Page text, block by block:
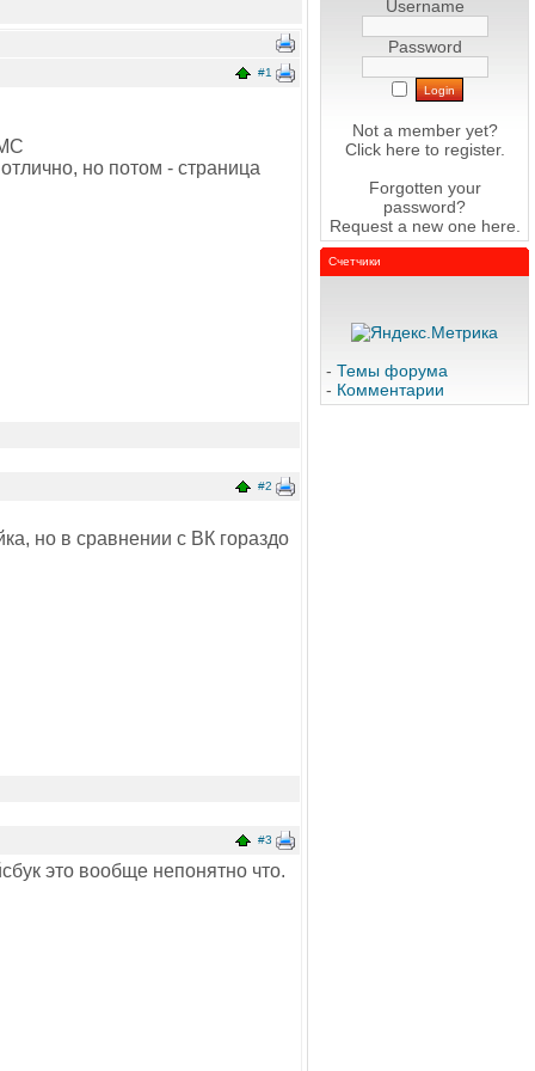
#1
но потом - страница
#2
но в сравнении с ВК гораздо
#3
это вообще непонятно что.
Username
Password
Not a member yet?
Click here to register.
Forgotten your
password?
Request a new one here
Счетчики
- Темы форума
- Комментарии